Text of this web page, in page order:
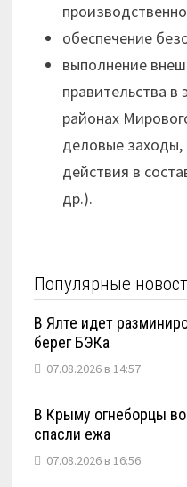
обеспечение
выполнение
правительства
районах
деловые заходы,
действия в
др.).
Популярные
В Ялте идет
берег БЭКа
07.08.2026 в 14:57
В Крыму огнеборцы
спасли ежа
07.08.2026 в 16:56